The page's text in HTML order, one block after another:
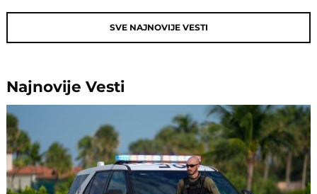
SVE NAJNOVIJE VESTI
NajnovijeVesti